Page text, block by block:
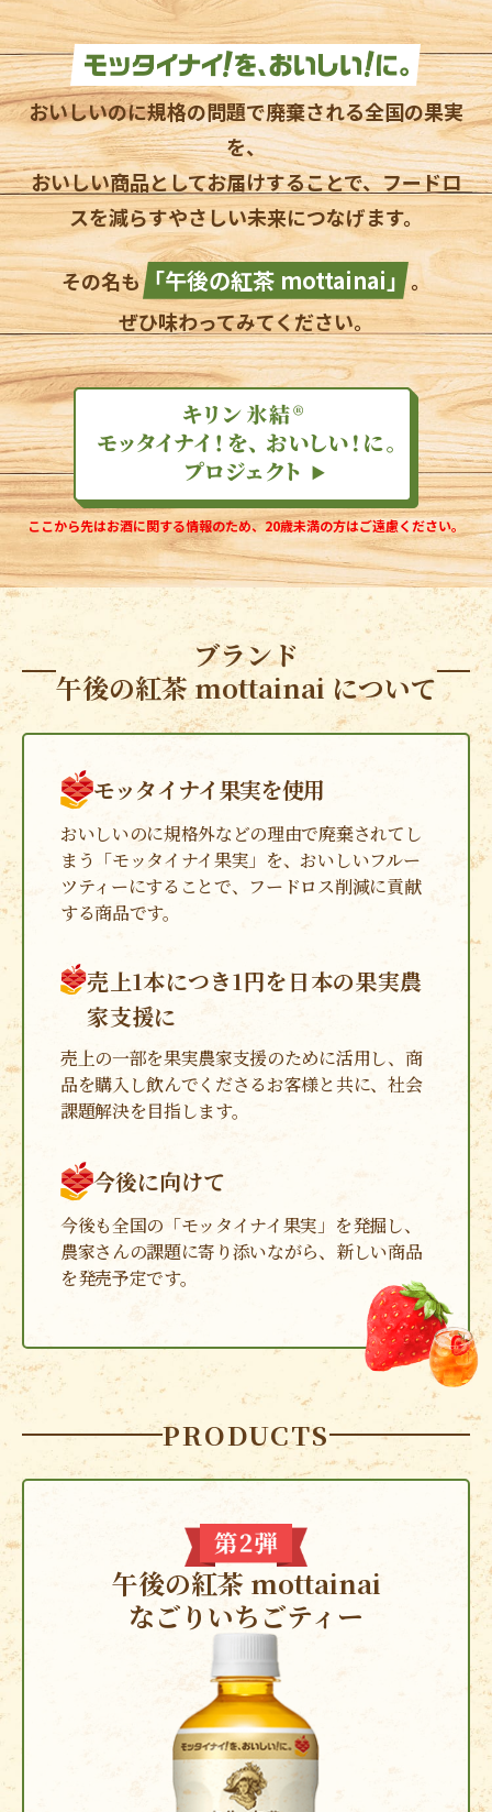
おいしいのに規格の問題で廃棄される全国の果実
を、
おいしい商品としてお届けすることで、フードロ
スを減らすやさしい未来につなげます。
その名も「午後の紅茶 mottainai」。
ぜひ味わってみてください。
ここから先はお酒に関する情報のため、20歳未満の方はご遠慮ください。
ブランド
午後の紅茶 mottainai について
モッタイナイ果実を使用
おいしいのに規格外などの理由で廃棄されてし
まう「モッタイナイ果実」を、おいしいフルー
ツティーにすることで、フードロス削減に貢献
する商品です。
売上1本につき1円を日本の果実農
家支援に
売上の一部を果実農家支援のために活用し、商
品を購入し飲んでくださるお客様と共に、社会
課題解決を目指します。
今後に向けて
今後も全国の「モッタイナイ果実」を発掘し、
農家さんの課題に寄り添いながら、新しい商品
を発売予定です。
PRODUCTS
午後の紅茶 mottainai
なごりいちごティー